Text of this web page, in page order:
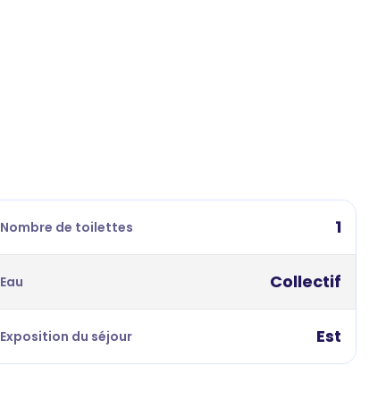
Nombre de toilettes 1
Eau Collectif
Exposition du séjour Est